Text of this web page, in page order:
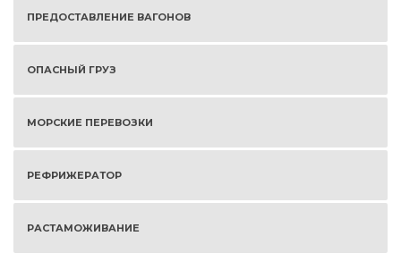
ПРЕДОСТАВЛЕНИЕ ВАГОНОВ
ОПАСНЫЙ ГРУЗ
МОРСКИЕ ПЕРЕВОЗКИ
РЕФРИЖЕРАТОР
РАСТАМОЖИВАНИЕ